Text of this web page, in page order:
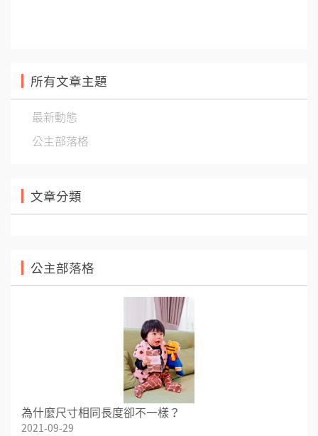
所有文章主題
最新動態
公主部落格
文章分類
公主部落格
為什麼尺寸相同長度卻不一樣？
2021-09-29